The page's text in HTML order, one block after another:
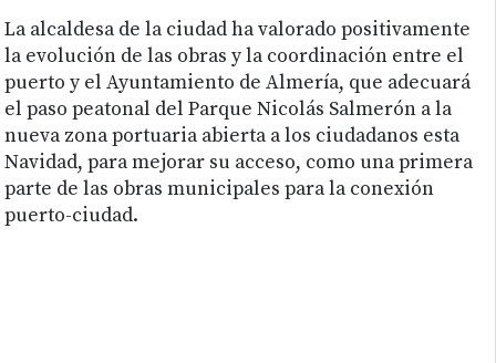
La alcaldesa de la ciudad ha valorado positivamente
la evolución de las obras y la coordinación entre el
puerto y el Ayuntamiento de Almería, que adecuará
el paso peatonal del Parque Nicolás Salmerón a la
nueva zona portuaria abierta a los ciudadanos esta
Navidad, para mejorar su acceso, como una primera
parte de las obras municipales para la conexión
puerto-ciudad.